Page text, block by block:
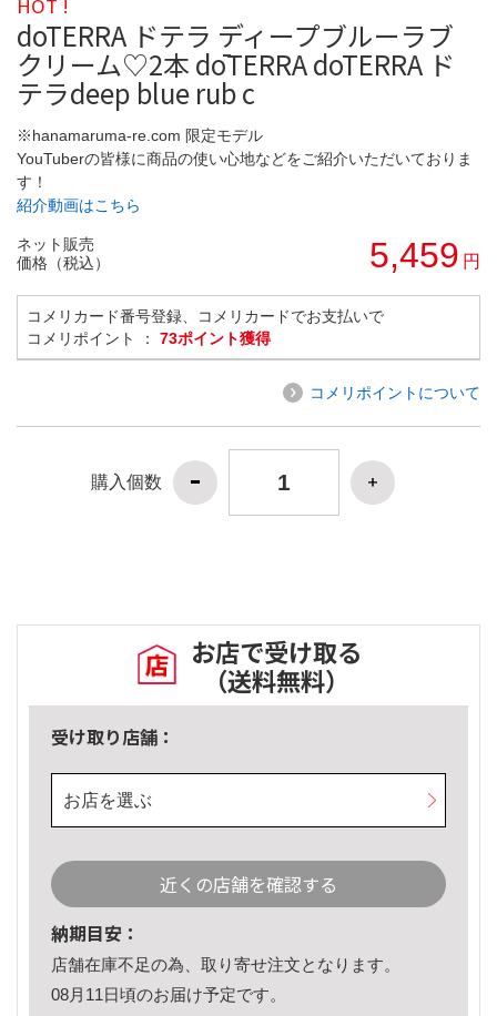
HOT !
doTERRA ドテラ ディープブルーラブ
クリーム♡2本 dōTERRA doTERRA ド
テラdeep blue rub c
※hanamaruma-re.com 限定モデル
YouTuberの皆様に商品の使い心地などをご紹介いただいておりま
す！
紹介動画はこちら
ネット販売
価格（税込）
5,459 円
コメリカード番号登録、コメリカードでお支払いで
コメリポイント ： 73ポイント獲得
コメリポイントについて
購入個数
お店で受け取る
（送料無料）
受け取り店舗：
お店を選ぶ
近くの店舗を確認する
納期目安：
店舗在庫不足の為、取り寄せ注文となります。
08月11日頃のお届け予定です。